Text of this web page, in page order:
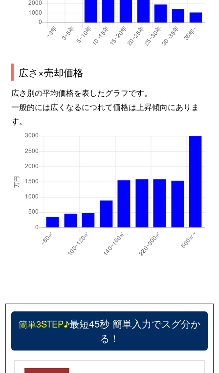
広さ×売却価格
広さ別の平均価格を表したグラフです。
一般的には広くなるにつれて価格は上昇傾向にありま
す。
簡単3STEP♪最短45秒 簡単入力でスグ分か
る！